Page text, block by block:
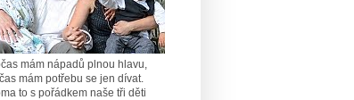
mám nápadů plnou hlavu,
mám potřebu se jen dívat.
to s pořádkem naše tři děti